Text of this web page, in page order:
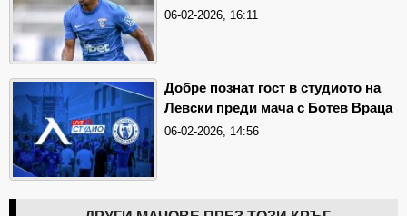
06-02-2026, 16:11
Добре познат гост в студиото на
Левски преди мача с Ботев Враца
06-02-2026, 14:56